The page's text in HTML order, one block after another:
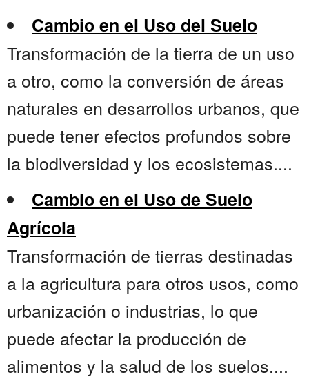
Cambio en el Uso del Suelo
Transformación de la tierra de un uso
a otro, como la conversión de áreas
naturales en desarrollos urbanos, que
puede tener efectos profundos sobre
la biodiversidad y los ecosistemas....
Cambio en el Uso de Suelo
Agrícola
Transformación de tierras destinadas
a la agricultura para otros usos, como
urbanización o industrias, lo que
puede afectar la producción de
alimentos y la salud de los suelos....